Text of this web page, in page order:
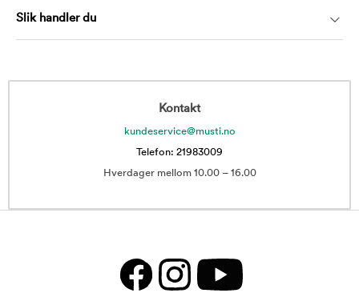
Slik handler du
Kontakt
kundeservice@musti.no
Telefon: 21983009
Hverdager mellom 10.00 – 16.00